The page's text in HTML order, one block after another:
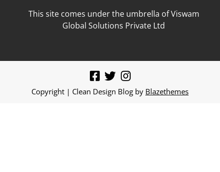
This site comes under the umbrella of Viswam
Global Solutions Private Ltd
Copyright | Clean Design Blog by Blazethemes